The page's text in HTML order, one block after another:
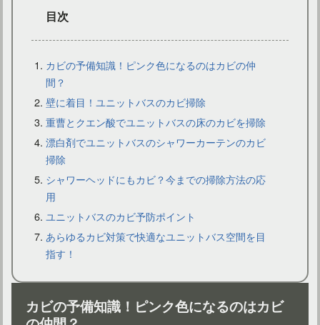
安心・安全な入浴を！ユニットバスの手すりを交換しよう！
ユニットバスの扉は掃除できてる？掃除方法とコツをご紹介！
目次
カビの予備知識！ピンク色になるのはカビの仲
間？
壁に着目！ユニットバスのカビ掃除
重曹とクエン酸でユニットバスの床のカビを掃除
漂白剤でユニットバスのシャワーカーテンのカビ
掃除
シャワーヘッドにもカビ？今までの掃除方法の応
用
ユニットバスのカビ予防ポイント
あらゆるカビ対策で快適なユニットバス空間を目
指す！
カビの予備知識！ピンク色になるのはカビ